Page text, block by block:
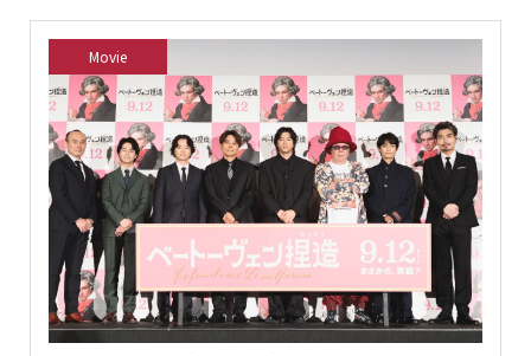
Movie